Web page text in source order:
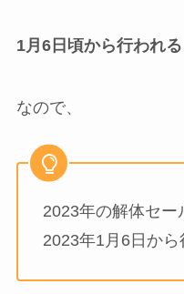
1月6日頃から行われ
なので、
2023年の解体セー
2023年1月6日から